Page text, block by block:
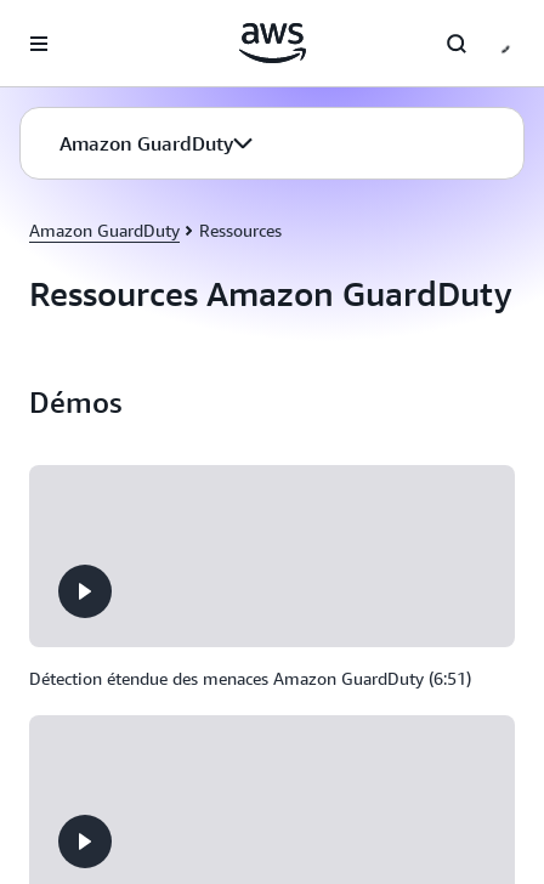
Amazon GuardDuty Ressources
Ressources Amazon GuardDuty
Amazon GuardDuty
Démos
Détection étendue des menaces Amazon GuardDuty (6:51)